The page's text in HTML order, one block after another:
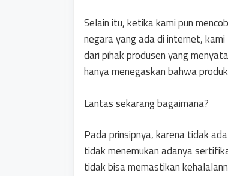
Selain itu, ketika kami pun
negara yang ada di internet,
dari pihak produsen yang
hanya menegaskan bahwa
Lantas sekarang bagaimana?
Pada prinsipnya, karena tidak
tidak menemukan adanya
tidak bisa memastikan